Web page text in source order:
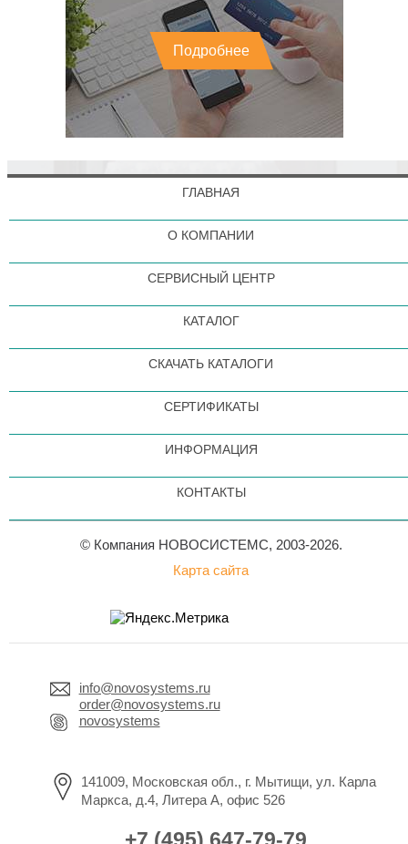
Подробнее
ГЛАВНАЯ
О КОМПАНИИ
СЕРВИСНЫЙ ЦЕНТР
КАТАЛОГ
СКАЧАТЬ КАТАЛОГИ
СЕРТИФИКАТЫ
ИНФОРМАЦИЯ
КОНТАКТЫ
© Компания НОВОСИСТЕМС, 2003-2026.
Карта сайта
info@novosystems.ru
order@novosystems.ru
novosystems
141009, Московская обл., г. Мытищи, ул. Карла
Маркса, д.4, Литера А, офис 526
+7 (495) 647-79-79